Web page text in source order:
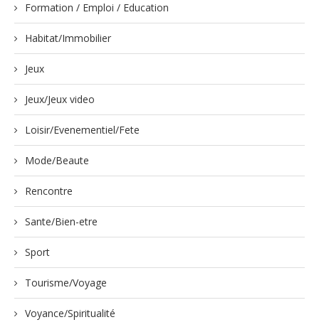
Formation / Emploi / Education
Habitat/Immobilier
Jeux
Jeux/Jeux video
Loisir/Evenementiel/Fete
Mode/Beaute
Rencontre
Sante/Bien-etre
Sport
Tourisme/Voyage
Voyance/Spiritualité